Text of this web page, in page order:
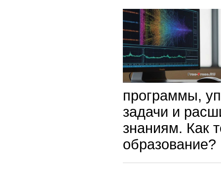
программы,
задачи и
знаниям. Как
образование?